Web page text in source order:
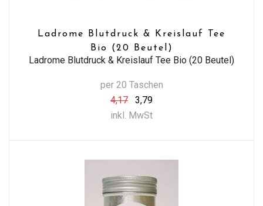
Ladrome Blutdruck & Kreislauf Tee
Bio (20 Beutel)
Ladrome Blutdruck & Kreislauf Tee Bio (20 Beutel)
per 20 Taschen
4,17
3,79
inkl. MwSt